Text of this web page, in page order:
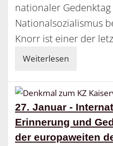
nationaler
Nationalsozialismus
Knorr ist einer der
Weiterlesen
27. Januar -
Erinnerung und
der europaweiten